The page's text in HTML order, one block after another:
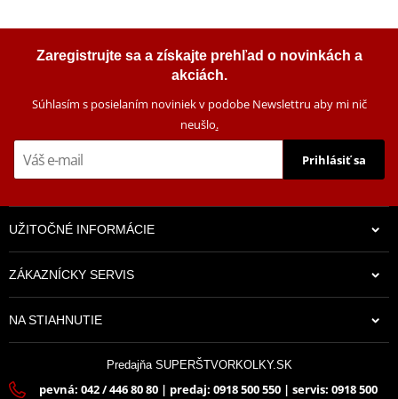
Zaregistrujte sa a získajte prehľad o novinkách a
akciách.
Súhlasím s posielaním noviniek v podobe Newslettru aby mi nič
neušlo.
Prihlásiť sa
UŽITOČNÉ INFORMÁCIE
ZÁKAZNÍCKY SERVIS
NA STIAHNUTIE
Predajňa SUPERŠTVORKOLKY.SK
pevná: 042 / 446 80 80 | predaj: 0918 500 550 | servis: 0918 500